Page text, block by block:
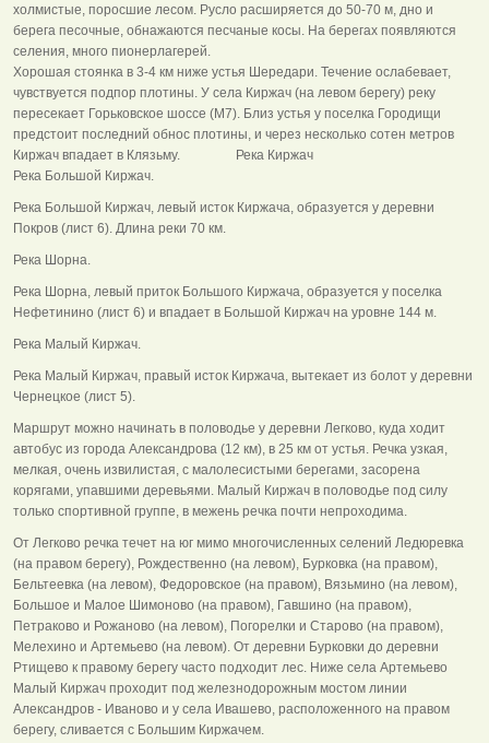
холмистые, поросшие лесом. Русло расширяется до 50-70 м, дно и
берега песочные, обнажаются песчаные косы. На берегах появляются
селения, много пионерлагерей.
Хорошая стоянка в 3-4 км ниже устья Шередари. Течение ослабевает,
чувствуется подпор плотины. У села Киржач (на левом берегу) реку
пересекает Горьковское шоссе (М7). Близ устья у поселка Городищи
предстоит последний обнос плотины, и через несколько сотен метров
Киржач впадает в Клязьму. Река Киржач
Река Большой Киржач.
Река Большой Киржач, левый исток Киржача, образуется у деревни
Покров (лист 6). Длина реки 70 км.
Река Шорна.
Река Шорна, левый приток Большого Киржача, образуется у поселка
Нефетинино (лист 6) и впадает в Большой Киржач на уровне 144 м.
Река Малый Киржач.
Река Малый Киржач, правый исток Киржача, вытекает из болот у деревни
Чернецкое (лист 5).
Маршрут можно начинать в половодье у деревни Легково, куда ходит
автобус из города Александрова (12 км), в 25 км от устья. Речка узкая,
мелкая, очень извилистая, с малолесистыми берегами, засорена
корягами, упавшими деревьями. Малый Киржач в половодье под силу
только спортивной группе, в межень речка почти непроходима.
От Легково речка течет на юг мимо многочисленных селений Ледюревка
(на правом берегу), Рождественно (на левом), Бурковка (на правом),
Бельтеевка (на левом), Федоровское (на правом), Вязьмино (на левом),
Большое и Малое Шимоново (на правом), Гавшино (на правом),
Петраково и Рожаново (на левом), Погорелки и Старово (на правом),
Мелехино и Артемьево (на левом). От деревни Бурковки до деревни
Ртищево к правому берегу часто подходит лес. Ниже села Артемьево
Малый Киржач проходит под железнодорожным мостом линии
Александров - Иваново и у села Ивашево, расположенного на правом
берегу, сливается с Большим Киржачем.